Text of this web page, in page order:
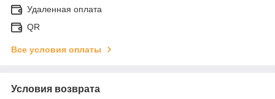
Удаленная оплата
QR
Все условия оплаты
Условия возврата